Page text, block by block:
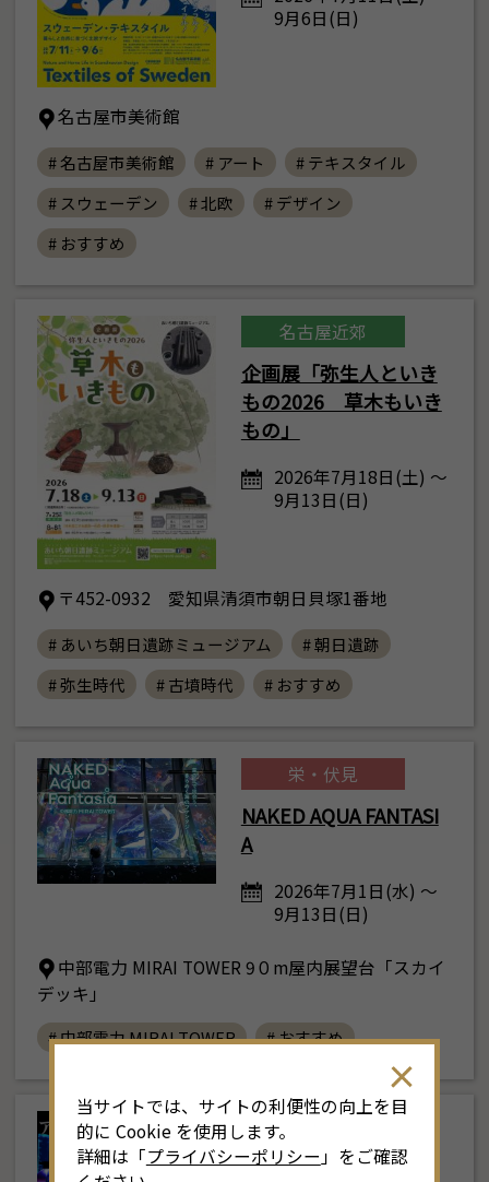
9月6日(日)
名古屋市美術館
# 名古屋市美術館 # アート
# テキスタイル
# スウェーデン
# 北欧
# デザイン
# おすすめ
名古屋近郊
企画展「弥生人といき
もの2026 草木もいき
もの」
2026年7月18日(土) ～
9月13日(日)
〒452-0932 愛知県清須市朝日貝塚1番地
# あいち朝日遺跡ミュージアム
# 朝日遺跡
# 弥生時代
# 古墳時代 # おすすめ
栄・伏見
NAKED AQUA FANTASI
A
2026年7月1日(水) ～
9月13日(日)
中部電力 MIRAI TOWER 9０m屋内展望台「スカイ
デッキ」
# 中部電力 MIRAI TOWER # おすすめ
アートアクアリウム展
当サイトでは、サイトの利便性の向上を目
的に Cookie を使用します。
詳細は「プライバシーポリシー 」をご確認